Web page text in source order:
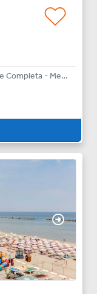
All Inclusive - Pensione Completa - Mezza Pensione - Bed & Breakfast